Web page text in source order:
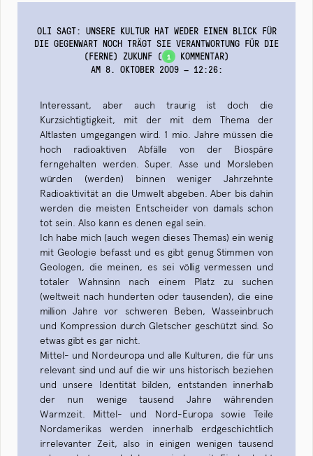
OLI SAGT: UNSERE KULTUR HAT WEDER EINEN BLICK FÜR
DIE GEGENWART NOCH TRÄGT SIE VERANTWORTUNG FÜR DIE
(FERNE) ZUKUNF ( 1
KOMMENTAR)
AM 8. OKTOBER 2009 — 12:26:
Interessant, aber auch traurig ist doch die
Kurzsichtigtigkeit, mit der mit dem Thema der
Altlasten umgegangen wird. 1 mio. Jahre müssen die
hoch radioaktiven Abfälle von der Biospäre
ferngehalten werden. Super. Asse und Morsleben
würden (werden) binnen weniger Jahrzehnte
Radioaktivität an die Umwelt abgeben. Aber bis dahin
werden die meisten Entscheider von damals schon
tot sein. Also kann es denen egal sein.
Ich habe mich (auch wegen dieses Themas) ein wenig
mit Geologie befasst und es gibt genug Stimmen von
Geologen, die meinen, es sei völlig vermessen und
totaler Wahnsinn nach einem Platz zu suchen
(weltweit nach hunderten oder tausenden), die eine
million Jahre vor schweren Beben, Wasseinbruch
und Kompression durch Gletscher geschützt sind. So
etwas gibt es gar nicht.
Mittel- und Nordeuropa und alle Kulturen, die für uns
relevant sind und auf die wir uns historisch beziehen
und unsere Identität bilden, entstanden innerhalb
der nun wenige tausend Jahre währenden
Warmzeit. Mittel- und Nord-Europa sowie Teile
Nordamerikas werden innerhalb erdgeschichtlich
irrelevanter Zeit, also in einigen wenigen tausend